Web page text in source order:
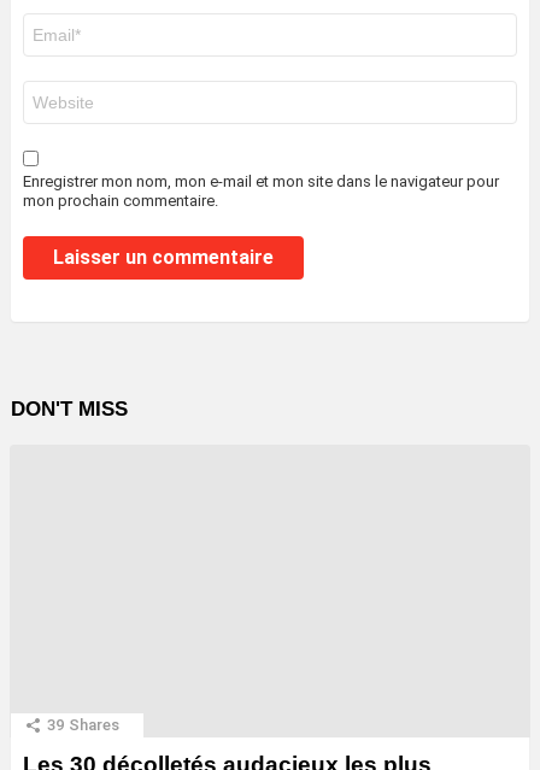
mail
*
web
Enregistrer mon nom, mon e-mail et mon site dans le navigateur pour
mon prochain commentaire.
DON'T MISS
39 Shares
Les 30 décolletés audacieux les plus